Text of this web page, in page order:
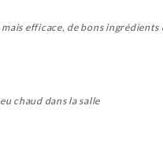
efficace, de bons
chaud dans la salle